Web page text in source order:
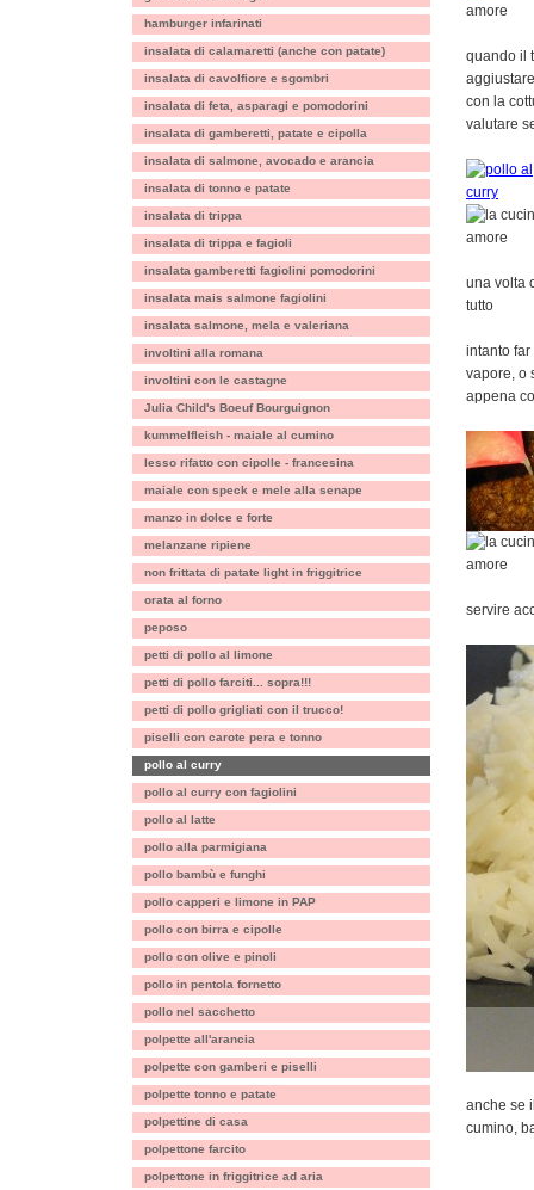
hamburger infarinati
insalata di calamaretti (anche con patate)
insalata di cavolfiore e sgombri
insalata di feta, asparagi e pomodorini
insalata di gamberetti, patate e cipolla
insalata di salmone, avocado e arancia
insalata di tonno e patate
insalata di trippa
insalata di trippa e fagioli
insalata gamberetti fagiolini pomodorini
insalata mais salmone fagiolini
insalata salmone, mela e valeriana
involtini alla romana
involtini con le castagne
Julia Child's Boeuf Bourguignon
kummelfleish - maiale al cumino
lesso rifatto con cipolle - francesina
maiale con speck e mele alla senape
manzo in dolce e forte
melanzane ripiene
non frittata di patate light in friggitrice
orata al forno
peposo
petti di pollo al limone
petti di pollo farciti... sopra!!!
petti di pollo grigliati con il trucco!
piselli con carote pera e tonno
pollo al curry
pollo al curry con fagiolini
pollo al latte
pollo alla parmigiana
pollo bambù e funghi
pollo capperi e limone in PAP
pollo con birra e cipolle
pollo con olive e pinoli
pollo in pentola fornetto
pollo nel sacchetto
polpette all'arancia
polpette con gamberi e piselli
polpette tonno e patate
polpettine di casa
polpettone farcito
polpettone in friggitrice ad aria
quando il
con la
valutare
una volta
tutto
intanto
vapore, o
appena
servire
anche se
cumino,